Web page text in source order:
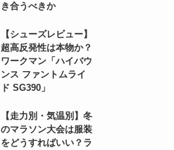
き合うべきか
【シューズレビュー】
超高反発性は本物か？
ワークマン「ハイバウ
ンス ファントムライ
ド SG390」
【走力別・気温別】冬
のマラソン大会は服装
をどうすればいい？ラ